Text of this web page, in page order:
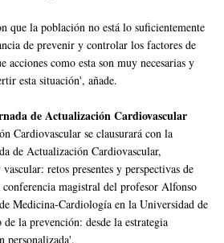
que la población no está lo suficientemente
de prevenir y controlar los factores de
acciones como esta son muy necesarias y
esta situación', añade.
de Actualización Cardiovascular
Cardiovascular se clausurará con la
de Actualización Cardiovascular,
retos presentes y perspectivas de
magistral del profesor Alfonso
Medicina-Cardiología en la Universidad de
la prevención: desde la estrategia
personalizada'.